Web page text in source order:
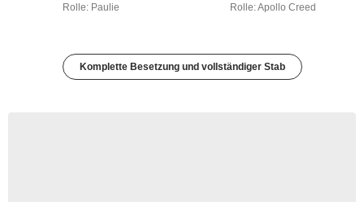
Rolle: Paulie Rolle: Apollo Creed
Komplette Besetzung und vollständiger Stab